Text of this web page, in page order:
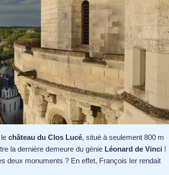
château du Clos Lucé, situé à seulement 800 m
la dernière demeure du génieLéonard de Vinci !
deux monuments ? En effet, François Ier rendait